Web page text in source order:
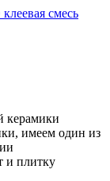
смесь
керамики
имеем один из
и плитку